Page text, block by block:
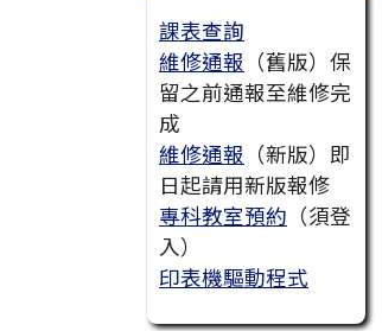
課表查詢
維修通報 （舊版）保
留之前通報至維修完
成
維修通報 （新版）即
日起請用新版報修
專科教室預約 （須登
入）
印表機驅動程式